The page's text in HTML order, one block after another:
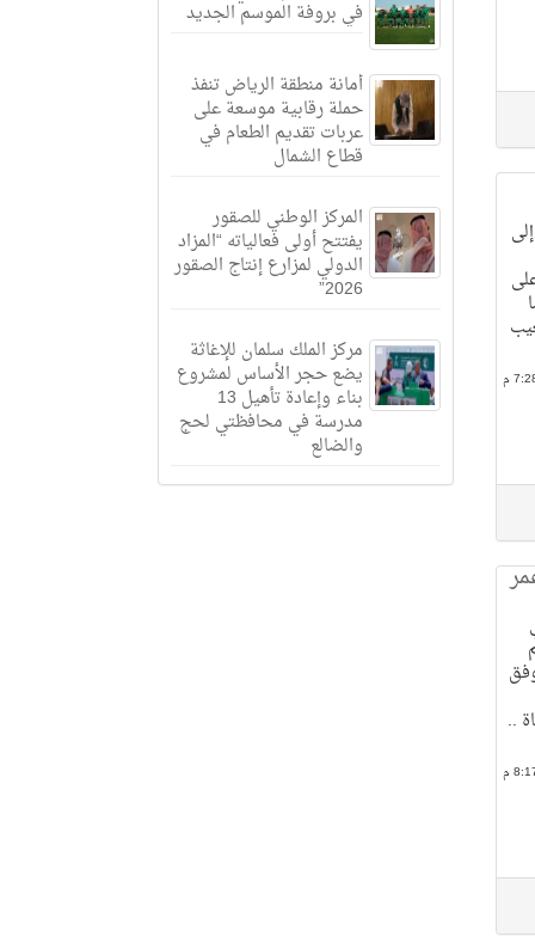
في بروفة الموسم الجديد
أمانة منطقة الرياض تنفذ
حملة رقابية موسعة على
عربات تقديم الطعام في
قطاع الشمال
المركز الوطني للصقور
يفتتح أولى فعالياته “المزاد
الدولي لمزارع إنتاج الصقور
2026”
مركز الملك سلمان للإغاثة
يضع حجر الأساس لمشروع
بناء وإعادة تأهيل 13
مدرسة في محافظتي لحج
والضالع
عامًا، وفق
..